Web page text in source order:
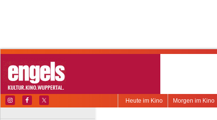
Morgen im Kino
Heute im Kino